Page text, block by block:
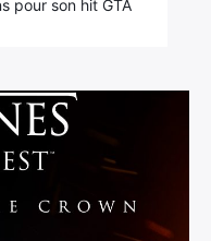
pour son hit GTA